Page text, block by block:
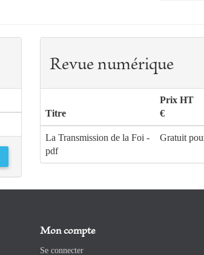
Revue numérique
Titre
Prix HT
€
La Transmission de la Foi -
pdf
Gratuit
Mon compte
Se connecter